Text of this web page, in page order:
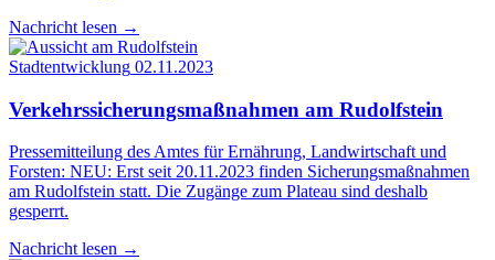
Nachricht lesen →
Stadtentwicklung 02.11.2023
Ver­kehrs­si­che­rungs­maß­nah­men am Rudolfstein
Pressemitteilung des Amtes für Ernährung, Landwirtschaft und
Forsten: NEU: Erst seit 20.11.2023 finden Sicherungsmaßnahmen
am Rudolfstein statt. Die Zugänge zum Plateau sind deshalb
gesperrt.
Nachricht lesen →